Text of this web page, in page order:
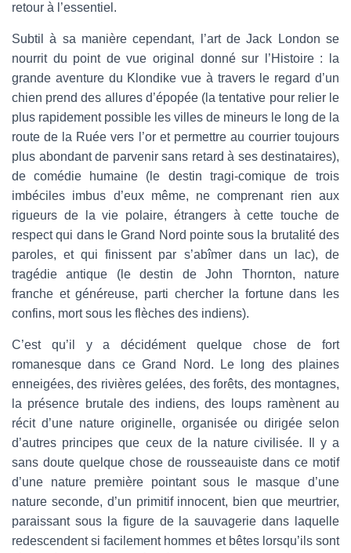
retour à l’essentiel.
Subtil à sa manière cependant, l’art de Jack London se
nourrit du point de vue original donné sur l’Histoire : la
grande aventure du Klondike vue à travers le regard d’un
chien prend des allures d’épopée (la tentative pour relier le
plus rapidement possible les villes de mineurs le long de la
route de la Ruée vers l’or et permettre au courrier toujours
plus abondant de parvenir sans retard à ses destinataires),
de comédie humaine (le destin tragi-comique de trois
imbéciles imbus d’eux même, ne comprenant rien aux
rigueurs de la vie polaire, étrangers à cette touche de
respect qui dans le Grand Nord pointe sous la brutalité des
paroles, et qui finissent par s’abîmer dans un lac), de
tragédie antique (le destin de John Thornton, nature
franche et généreuse, parti chercher la fortune dans les
confins, mort sous les flèches des indiens).
C’est qu’il y a décidément quelque chose de fort
romanesque dans ce Grand Nord. Le long des plaines
enneigées, des rivières gelées, des forêts, des montagnes,
la présence brutale des indiens, des loups ramènent au
récit d’une nature originelle, organisée ou dirigée selon
d’autres principes que ceux de la nature civilisée. Il y a
sans doute quelque chose de rousseauiste dans ce motif
d’une nature première pointant sous le masque d’une
nature seconde, d’un primitif innocent, bien que meurtrier,
paraissant sous la figure de la sauvagerie dans laquelle
redescendent si facilement hommes et bêtes lorsqu’ils sont